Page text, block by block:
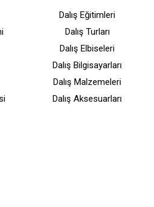
Dalış Eğitimleri
Dalış Turları
Dalış Elbiseleri
Dalış Bilgisayarları
Dalış Malzemeleri
Dalış Aksesuarları